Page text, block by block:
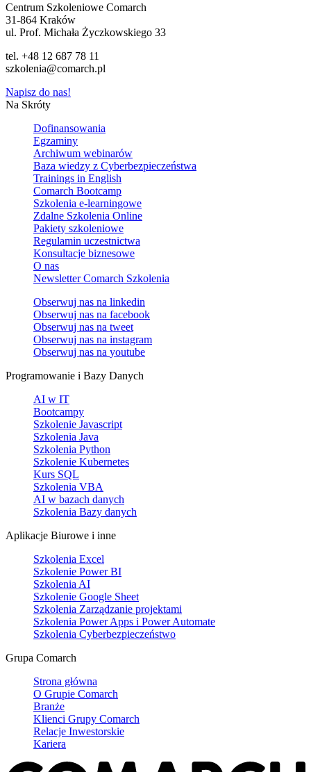
Centrum Szkoleniowe Comarch
31-864 Kraków
ul. Prof. Michała Życzkowskiego 33
tel. +48 12 687 78 11
szkolenia@comarch.pl
Napisz do nas!
Na Skróty
Dofinansowania
Egzaminy
Archiwum webinarów
Baza wiedzy z Cyberbezpieczeństwa
Trainings in English
Comarch Bootcamp
Szkolenia e-learningowe
Zdalne Szkolenia Online
Pakiety szkoleniowe
Regulamin uczestnictwa
Konsultacje biznesowe
O nas
Newsletter Comarch Szkolenia
Obserwuj nas na linkedin
Obserwuj nas na facebook
Obserwuj nas na tweet
Obserwuj nas na instagram
Obserwuj nas na youtube
Programowanie i Bazy Danych
AI w IT
Bootcampy
Szkolenie Javascript
Szkolenia Java
Szkolenia Python
Szkolenie Kubernetes
Kurs SQL
Szkolenia VBA
AI w bazach danych
Szkolenia Bazy danych
Aplikacje Biurowe i inne
Szkolenia Excel
Szkolenie Power BI
Szkolenia AI
Szkolenie Google Sheet
Szkolenia Zarządzanie projektami
Szkolenia Power Apps i Power Automate
Szkolenia Cyberbezpieczeństwo
Grupa Comarch
Strona główna
O Grupie Comarch
Branże
Klienci Grupy Comarch
Relacje Inwestorskie
Kariera